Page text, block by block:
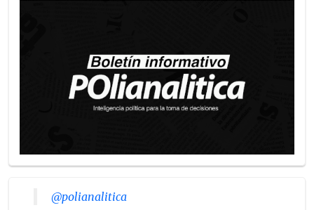
@polianalitica